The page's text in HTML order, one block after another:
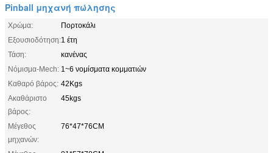
Pinball μηχανή πώλησης
Χρώμα:
Πορτοκάλι
Εξουσιοδότηση:1 έτη
Τάση:
κανένας
Νόμισμα-Mech: 1~6 νομίσματα κομματιών
Καθαρό βάρος: 42Kgs
Ακαθάριστο
βάρος:
45kgs
Μέγεθος
μηχανών:
76*47*76CM